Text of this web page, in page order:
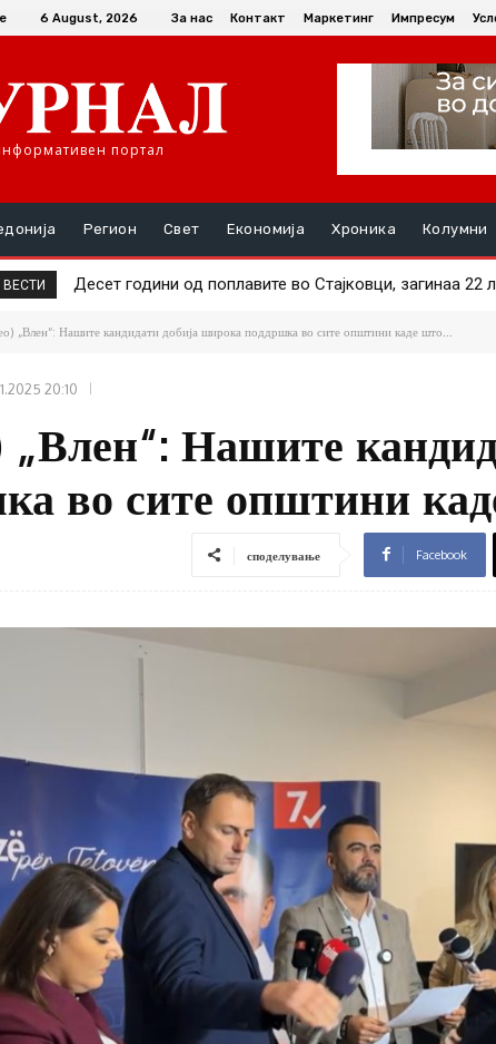
6 August, 2026 За нас Контакт Маркетинг Импресум
портал
Регион Свет Економија Хроника Колумни
Десет години од поплавите во Стајковци, загинаа 22
Македонија доби 149 милиони евра грант за пругата
„Влен“: Нашите кандидати добија широка поддршка во сите општини каде што...
20:10
„Влен“: Нашите
во сите општини
споделување Facebook